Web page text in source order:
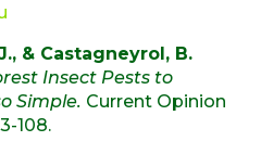
& Castagneyrol, B.
Insect Pests to
Simple. Current Opinion
108.